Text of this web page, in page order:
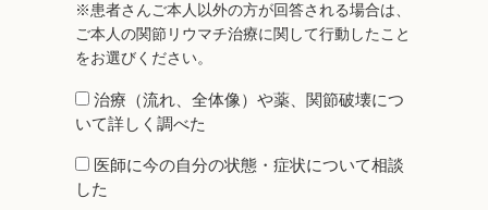
※患者さんご本人以外の方が回答される場合は、
ご本人の関節リウマチ治療に関して行動したこと
をお選びください。
治療（流れ、全体像）や薬、関節破壊につ
いて詳しく調べた
医師に今の自分の状態・症状について相談
した